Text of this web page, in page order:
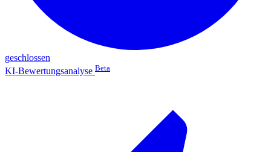
geschlossen
KI-Bewertungsanalyse Beta